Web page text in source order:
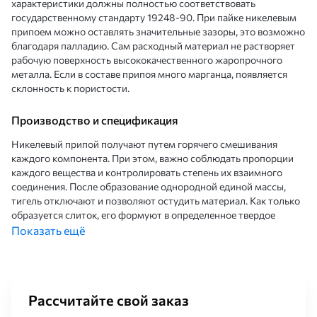
характеристики должны полностью соответствовать
государственному стандарту 19248-90. При пайке никелевым
припоем можно оставлять значительные зазоры, это возможно
благодаря палладию. Сам расходный материал не растворяет
рабочую поверхность высококачественного жаропрочного
металла. Если в составе припоя много марганца, появляется
склонность к пористости.
Производство и спецификация
Никелевый припой получают путем горячего смешивания
каждого компонента. При этом, важно соблюдать пропорции
каждого вещества и контролировать степень их взаимного
соединения. После образование однородной единой массы,
тигель отключают и позволяют остудить материал. Как только
образуется слиток, его формуют в определенное твердое
состояние (пруток, проволока, порошок, фольга и др.). Затем,
Показать ещё
Рассчитайте свой заказ